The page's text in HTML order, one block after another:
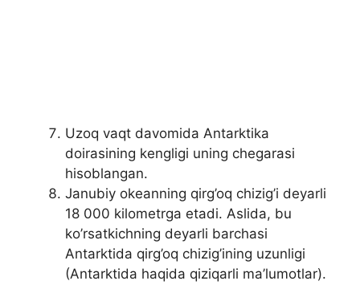
Uzoq vaqt davomida Antarktika
doirasining kengligi uning chegarasi
hisoblangan.
Janubiy okeanning qirg’oq chizig’i deyarli
18 000 kilometrga etadi. Aslida, bu
ko’rsatkichning deyarli barchasi
Antarktida qirg’oq chizig’ining uzunligi
(Antarktida haqida qiziqarli ma’lumotlar).